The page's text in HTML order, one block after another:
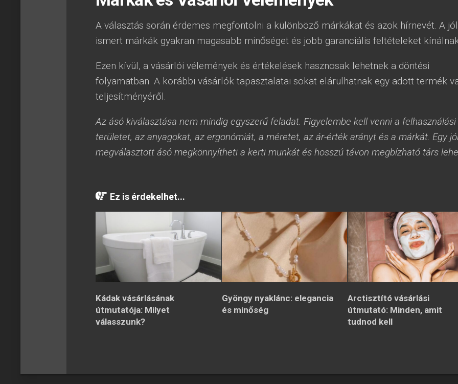
A választás során érdemes megfontolni a különböző márkákat és azok hírnevét. A jól
ismert márkák gyakran magasabb minőséget és jobb garanciális feltételeket
Ezen kívül, a vásárlói vélemények és értékelések hasznosak lehetnek a döntési
folyamatban. A korábbi vásárlók tapasztalatai sokat elárulhatnak egy adott termék
teljesítményéről.
Az ásó kiválasztása nem mindig egyszerű feladat. Figyelembe kell venni a felhasználási
területet, az anyagokat, az ergonómiát, a méretet, az ár-érték arányt és a márkát. Egy
megválasztott ásó megkönnyítheti a kerti munkát és hosszú távon megbízható társ
Ez is érdekelhet...
Kádak vásárlásának
útmutatója: Milyet
válasszunk?
Gyöngy nyaklánc: elegancia
és minőség
Arctisztító vásárlási
útmutató: Minden, amit
tudnod kell